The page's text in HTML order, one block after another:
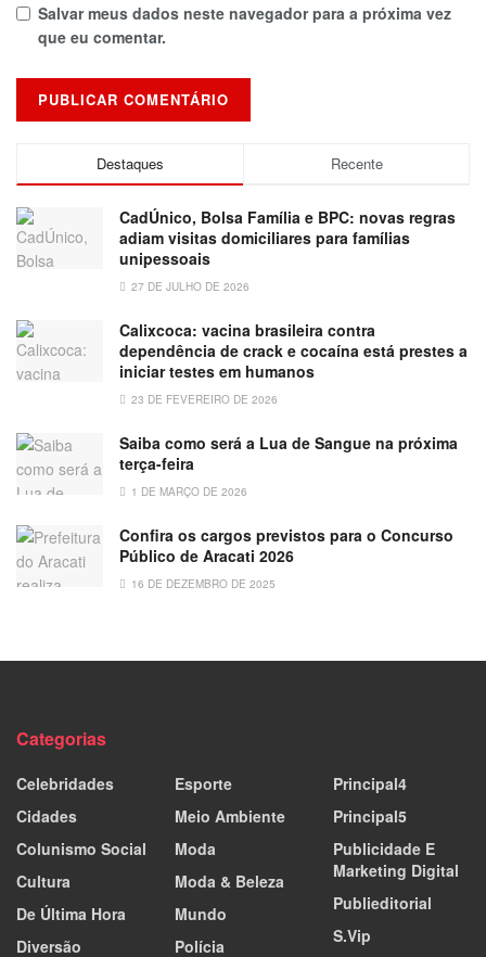
Salvar meus dados neste navegador para a próxima vez
que eu comentar.
Destaques Recente
CadÚnico, Bolsa Família e BPC: novas regras
adiam visitas domiciliares para famílias
unipessoais
27 DE JULHO DE 2026
Calixcoca: vacina brasileira contra
dependência de crack e cocaína está prestes a
iniciar testes em humanos
23 DE FEVEREIRO DE 2026
Saiba como será a Lua de Sangue na próxima
terça-feira
1 DE MARÇO DE 2026
Confira os cargos previstos para o Concurso
Público de Aracati 2026
16 DE DEZEMBRO DE 2025
Categorias
Celebridades
Cidades
Colunismo Social
Cultura
De Última Hora
Diversão
Esporte
Meio Ambiente
Moda
Moda & Beleza
Mundo
Polícia
Principal4
Principal5
Publicidade E
Marketing Digital
Publieditorial
S.Vip